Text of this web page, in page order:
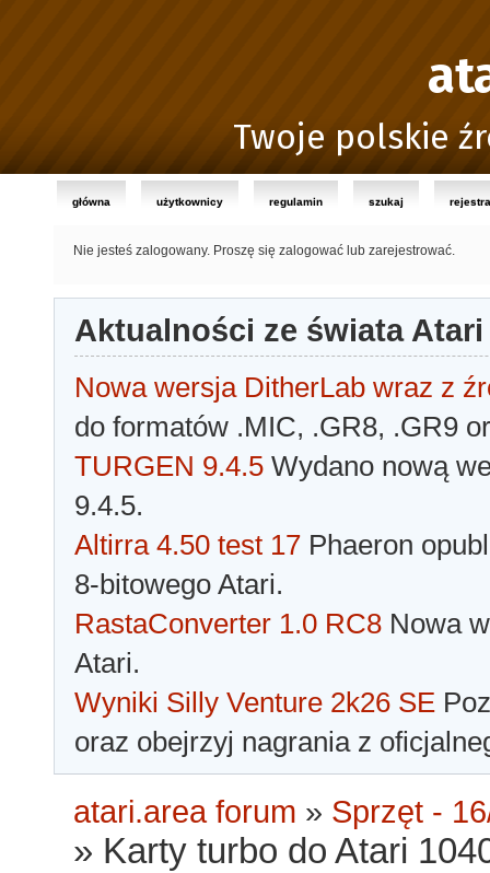
Twoje polskie
główna użytkownicy regulamin szukaj
Nie jesteś zalogowany. Proszę się zalogować lub zarejestrować.
Aktualności ze świata Atari
Nowa wersja DitherLab wraz z
do formatów .MIC, .GR8, .GR9
TURGEN 9.4.5 Wydano nową
9.4.5.
Altirra 4.50 test 17 Phaeron
8-bitowego Atari.
RastaConverter 1.0 RC8 Nowa
Atari.
Wyniki Silly Venture 2k26 SE
oraz obejrzyj nagrania z
atari.area forum » Sprzęt -
» Karty turbo do Atari